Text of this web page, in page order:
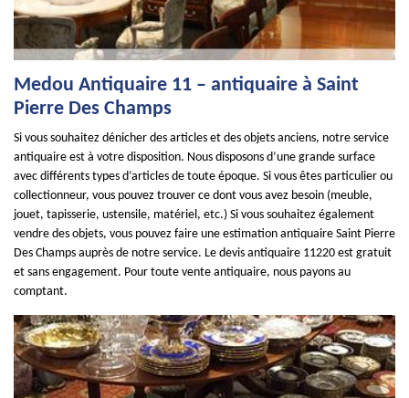
Medou Antiquaire 11 – antiquaire à Saint
Pierre Des Champs
Si vous souhaitez dénicher des articles et des objets anciens, notre service
antiquaire est à votre disposition. Nous disposons d’une grande surface
avec différents types d’articles de toute époque. Si vous êtes particulier ou
collectionneur, vous pouvez trouver ce dont vous avez besoin (meuble,
jouet, tapisserie, ustensile, matériel, etc.) Si vous souhaitez également
vendre des objets, vous pouvez faire une estimation antiquaire Saint Pierre
Des Champs auprès de notre service. Le devis antiquaire 11220 est gratuit
et sans engagement. Pour toute vente antiquaire, nous payons au
comptant.